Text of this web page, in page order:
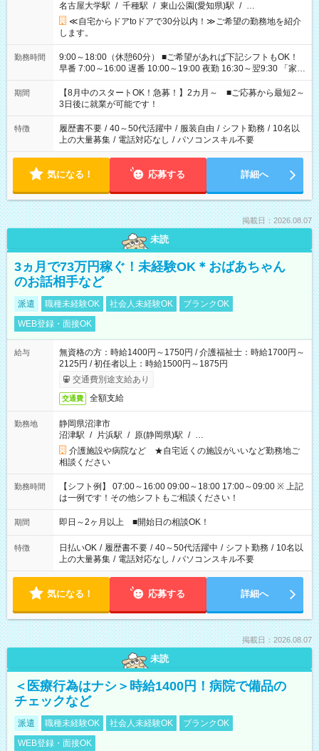
名古屋大学駅 / 千種駅 / 東山公園(愛知県)駅 / …
≪自宅からドアtoドアで30分以内！≫ご希望の勤務地を紹介
します。
勤務時間
9:00～18:00（休憩60分） ■ご希望があれば下記シフトもOK！
早番 7:00～16:00 遅番 10:00～19:00 夜勤 16:30～翌9:30 「家族
と休みを合わせたい」 「余裕を持って夕飯の準備がしたい」
「できれば残業はしたくない」 など、ご希望を教えてください
ね。 ※Wワーク希望の方へ 今ご覧のお仕事で希望する勤務時間
と、もう1つのお仕事の勤務時間。 合計で週40時間を超える場
合は応募できません。
期間
【8月中のスタートOK！急募！】2カ月～ ■ご応募から最短2～
3日後に就業が可能です！
特徴 履歴書不要 / 40～50代活躍中 / 服装自由 / シフト勤務 / 10名以
上の大量募集 / 電話対応なし / パソコンスキル不要
気になる！ 応募する 詳細へ
掲載日：2026.08.07
未読
3ヵ月で73万円稼ぐ！未経験OK＊おばあちゃん
のお話相手など
派遣 職種未経験OK 社会人未経験OK
ブランクOK
WEB登録・面接OK
給与
無資格の方：時給1400円～1750円 / 介護福祉士：時給1700円～
2125円 / 初任者以上：時給1500円～1875円
交通費別途支給あり
交通費 全額支給
勤務地
静岡県沼津市
沼津駅 / 片浜駅 / 原(静岡県)駅 / …
介護施設や病院など ★自宅近くの施設がいいなど勤務地ご
相談ください
勤務時間
【シフト例】 07:00～16:00 09:00～18:00 17:00～09:00 ※ 上記
は一例です！その他シフトもご相談ください！
期間 即日～2ヶ月以上 ■開始日の相談OK！
特徴 日払いOK / 履歴書不要 / 40～50代活躍中 / シフト勤務 / 10名以
上の大量募集 / 電話対応なし / パソコンスキル不要
気になる！ 応募する 詳細へ
掲載日：2026.08.07
未読
＜医療行為はナシ＞時給1400円！病院で備品の
チェックなど
派遣 職種未経験OK 社会人未経験OK
ブランクOK
WEB登録・面接OK